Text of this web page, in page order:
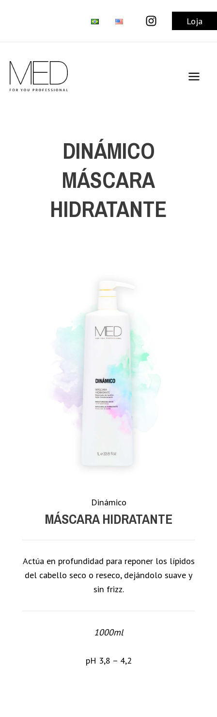
Loja
DINÁMICO
MÁSCARA
HIDRATANTE
Dinámico
MÁSCARA HIDRATANTE
Actúa en profundidad para reponer los lípidos
del cabello seco o reseco, dejándolo suave y
sin frizz.
1000ml
pH 3,8 – 4,2